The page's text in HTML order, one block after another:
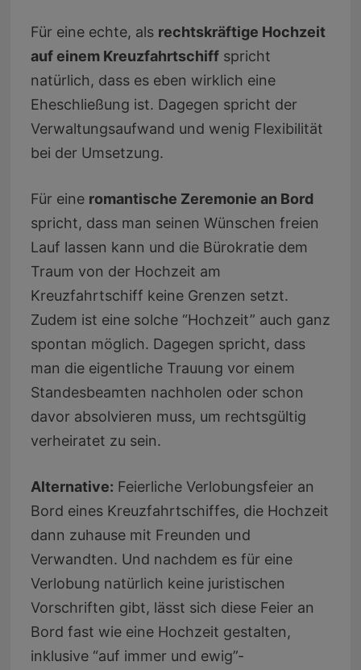
Für eine echte, als rechtskräftige Hochzeit
auf einem Kreuzfahrtschiffspricht
natürlich, dass es eben wirklich eine
Eheschließung ist. Dagegen spricht der
Verwaltungsaufwand und wenig Flexibilität
bei der Umsetzung.
Für eine romantische Zeremonie an Bord
spricht, dass man seinen Wünschen freien
Lauf lassen kann und die Bürokratie dem
Traum von der Hochzeit am
Kreuzfahrtschiff keine Grenzen setzt.
Zudem ist eine solche “Hochzeit” auch ganz
spontan möglich. Dagegen spricht, dass
man die eigentliche Trauung vor einem
Standesbeamten nachholen oder schon
davor absolvieren muss, um rechtsgültig
verheiratet zu sein.
Alternative: Feierliche Verlobungsfeier an
Bord eines Kreuzfahrtschiffes, die Hochzeit
dann zuhause mit Freunden und
Verwandten. Und nachdem es für eine
Verlobung natürlich keine juristischen
Vorschriften gibt, lässt sich diese Feier an
Bord fast wie eine Hochzeit gestalten,
inklusive “auf immer und ewig”-